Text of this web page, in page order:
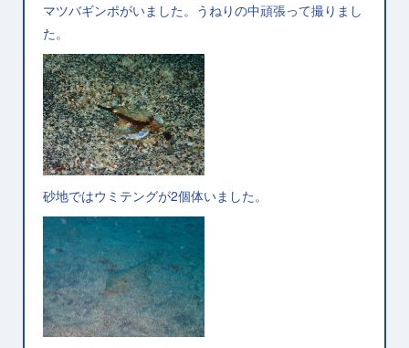
マツバギンポがいました。うねりの中頑張って撮りまし
た。
砂地ではウミテングが2個体いました。